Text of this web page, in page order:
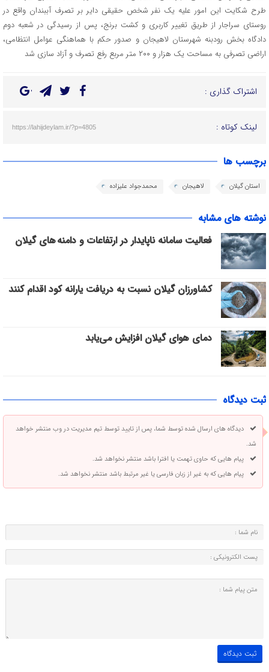
طرح شکایت این امور علیه یک نفر شخص حقیقی دایر بر تصرف آببندان واقع در
روستای سراجار از طریق تغییر کاربری و کشت برنج، پس از رسیدگی در شعبه دوم
دادگاه بخش رودبنه شهرستان لاهیجان و صدور حکم با هماهنگی عوامل انتظامی،
اراضی تصرفی به مساحت یک هزار و ۲۰۰ متر مربع رفع تصرف و آزاد سازی شد
اشتراک گذاری :
لینک کوتاه : https://lahijdeylam.ir/?p=4805
برچسب ها
استان گیلان لاهیجان محمدجواد علیزاده
نوشته های مشابه
فعالیت سامانه ناپایدار در ارتفاعات و دامنه های گیلان
کشاورزان گیلان نسبت به دریافت یارانه کود اقدام کنند
دمای هوای گیلان افزایش می‌یابد
ثبت دیدگاه
دیدگاه های ارسال شده توسط شما، پس از تایید توسط تیم مدیریت در وب منتشر خواهد
شد.
پیام هایی که حاوی تهمت یا افترا باشد منتشر نخواهد شد.
پیام هایی که به غیر از زبان فارسی یا غیر مرتبط باشد منتشر نخواهد شد.